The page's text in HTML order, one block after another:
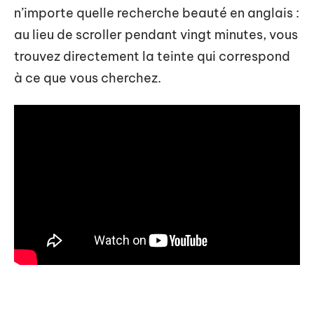
n’importe quelle recherche beauté en anglais :
au lieu de scroller pendant vingt minutes, vous
trouvez directement la teinte qui correspond
à ce que vous cherchez.